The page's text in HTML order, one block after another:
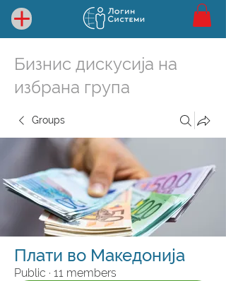
Бизнис дискусија на
избрана група
Groups
Плати во Македонија
Public · 11 members